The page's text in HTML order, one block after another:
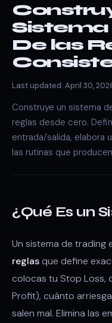
Sistema
De las
Last updated: April 30,
Construye un sistema
reglas desde cero.
entrada/salida, elabora
las rutinas que
¿Qué Es un
Un sistema de trading
reglas que define
colocas tu Stop Loss,
Profit), cuánto
salen mal. Elimina las